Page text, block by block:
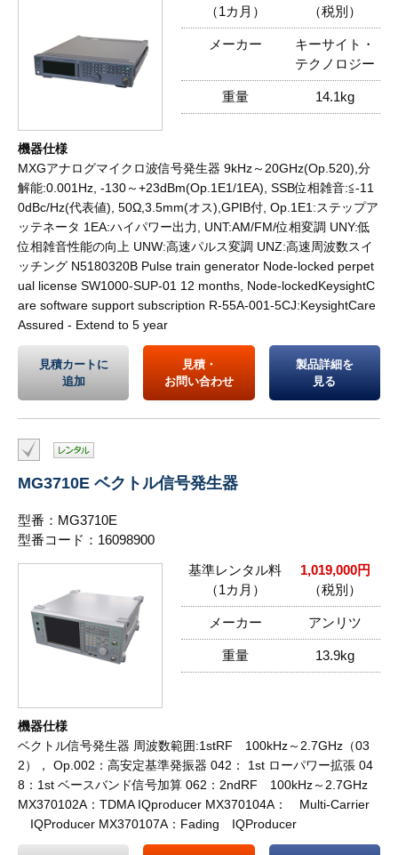
（1カ月） （税別）
メーカー
キーサイト・
テクノロジー
重量 14.1kg
機器仕様
MXGアナログマイクロ波信号発生器 9kHz～20GHz(Op.520),分
解能:0.001Hz, -130～+23dBm(Op.1E1/1EA), SSB位相雑音:≦-11
0dBc/Hz(代表値), 50Ω,3.5mm(オス),GPIB付, Op.1E1:ステップア
ッテネータ 1EA:ハイパワー出力, UNT:AM/FM/位相変調 UNY:低
位相雑音性能の向上 UNW:高速パルス変調 UNZ:高速周波数スイ
ッチング N5180320B Pulse train generator Node-locked perpet
ual license SW1000-SUP-01 12 months, Node-lockedKeysightC
are software support subscription R-55A-001-5CJ:KeysightCare
Assured - Extend to 5 year
見積カートに
追加
見積・
お問い合わせ
製品詳細を
見る
MG3710E ベクトル信号発生器
型番：MG3710E
型番コード：16098900
基準レンタル料
（1カ月）
1,019,000円
（税別）
メーカー アンリツ
重量 13.9kg
機器仕様
ベクトル信号発生器 周波数範囲:1stRF 100kHz～2.7GHz（03
2）， Op.002：高安定基準発振器 042： 1st ローパワー拡張 04
8：1st ベースバンド信号加算 062：2ndRF 100kHz～2.7GHz
MX370102A：TDMA IQproducer MX370104A： Multi-Carrier
IQProducer MX370107A：Fading IQProducer